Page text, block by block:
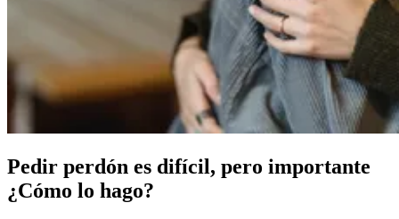
Pedir perdón es difícil, pero importante
¿Cómo lo hago?